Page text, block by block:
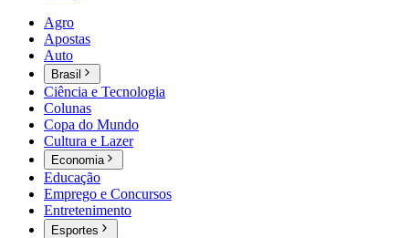
Agro
Apostas
Auto
Brasil
Ciência e Tecnologia
Colunas
Copa do Mundo
Cultura e Lazer
Economia
Educação
Emprego e Concursos
Entretenimento
Esportes